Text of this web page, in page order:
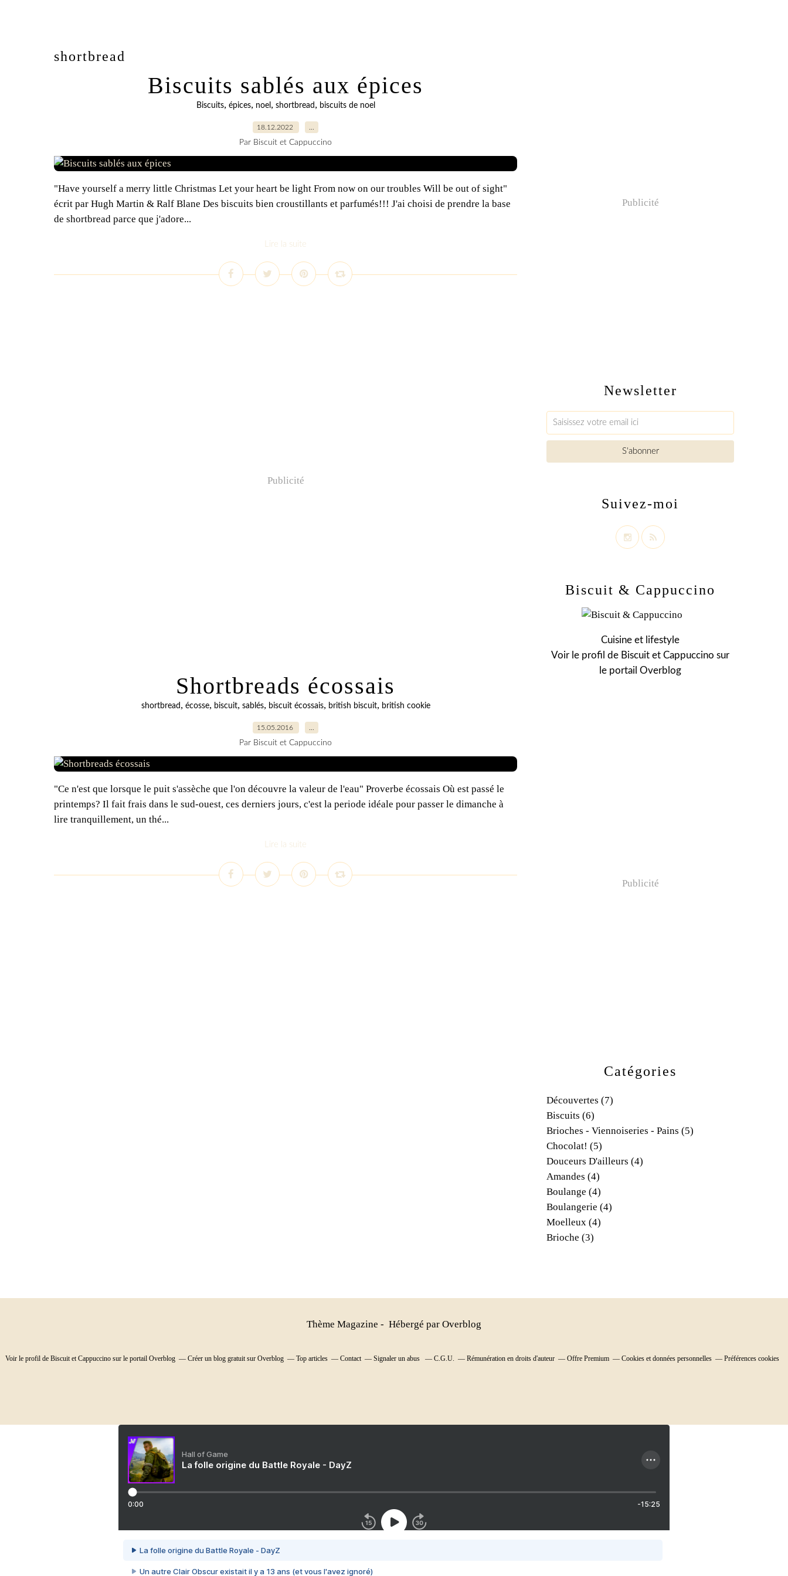
shortbread
Biscuits sablés aux épices
Biscuits, épices, noel, shortbread , biscuits de noel
18.12.2022
Par Biscuit et Cappuccino
"Have yourself a merry little Christmas Let your heart be light From now on our troubles Will be out of sight"
écrit par Hugh Martin & Ralf Blane Des biscuits bien croustillants et parfumés!!! J'ai choisi de prendre la base
de shortbread parce que j'adore...
Lire la suite
Publicité
Shortbreads écossais
shortbread , écosse, biscuit, sablés, biscuit écossais, british biscuit, british cookie
15.05.2016
Par Biscuit et Cappuccino
"Ce n'est que lorsque le puit s'assèche que l'on découvre la valeur de l'eau" Proverbe écossais Où est passé le
printemps? Il fait frais dans le sud-ouest, ces derniers jours, c'est la periode idéale pour passer le dimanche à
lire tranquillement, un thé...
Lire la suite
Newsletter
Publicité
Catégories
Découvertes (7)
Biscuits (6)
Brioches - Viennoiseries - Pains (5)
Chocolat! (5)
Douceurs D'ailleurs (4)
Amandes (4)
Boulange (4)
Boulangerie (4)
Moelleux (4)
Brioche (3)
Biscuit & Cappuccino
Cuisine et lifestyle
Voir le profil de Biscuit et Cappuccino sur
le portail Overblog
Suivez-moi
Publicité
Thème Magazine - Hébergé par Overblog
Voir le profil de Biscuit et Cappuccino sur le portail Overblog Créer un blog gratuit sur Overblog Top articles Contact Signaler un abus C.G.U. Rémunération en droits d'auteur Offre Premium Cookies et données personnelles Préférences cookies
Hall of Game
La folle origine du Battle Royale - DayZ
0:00 -15:25
La folle origine du Battle Royale - DayZ
Un autre Clair Obscur existait il y a 13 ans (et vous l'avez ignoré)